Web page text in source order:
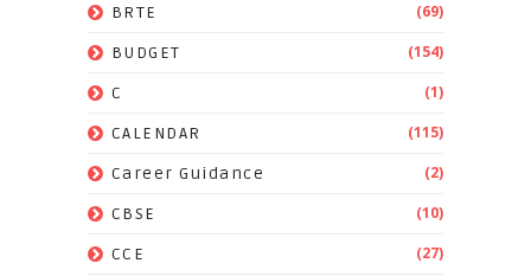
BRTE (69)
BUDGET (154)
C (1)
CALENDAR (115)
Career Guidance (2)
CBSE (10)
CCE (27)